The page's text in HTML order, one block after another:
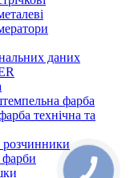
даних
фарба
технічна та
розчинники
фарби